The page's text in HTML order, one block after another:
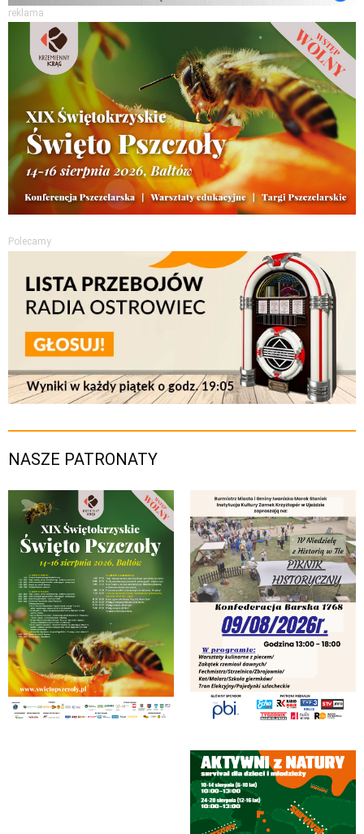
reklama
Polecamy
NASZE PATRONATY